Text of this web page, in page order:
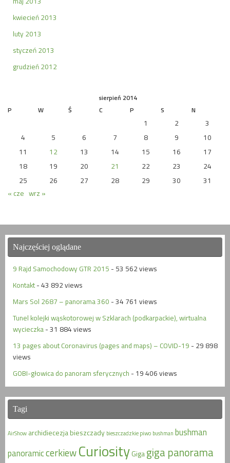
kwiecień 2013
luty 2013
styczeń 2013
grudzień 2012
sierpień 2014
P
W Ś C P S N
1 2
3
4
5 6 7 8 9
10
11
12 13 14 15 16
17
18
19 20 21 22 23
24
25
26 27 28 29 30
31
« cze wrz »
Najczęściej oglądane
9 Rajd Samochodowy GTR 2015 - 53 562 views
Kontakt - 43 892 views
Mars Sol 2687 – panorama 360 - 34 761 views
Tunel kolejki wąskotorowej w Szklarach (podkarpackie), wirtualna
wycieczka - 31 884 views
13 pages about Coronavirus (pages and maps) – COVID-19 - 29 898
views
GOBI-głowica do panoram sferycznych - 19 406 views
Tagi
AirShow archidiecezjabieszczady bieszczadzkie piwo bushman bushman
panoramiccerkiewCuriosityGigagiga panorama